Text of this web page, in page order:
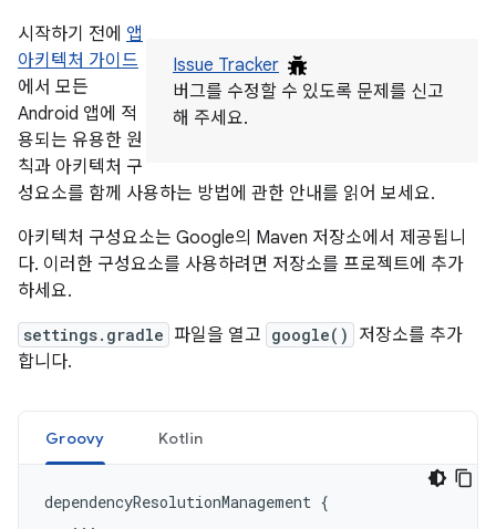
Issue Tracker
버그를 수정할 수 있도록 문제를 신고
해 주세요.
시작하기 전에 앱
아키텍처 가이드
에서 모든
Android 앱에 적
용되는 유용한 원
칙과 아키텍처 구
성요소를 함께 사용하는 방법에 관한 안내를 읽어 보세요.
아키텍처 구성요소는 Google의 Maven 저장소에서 제공됩니
다. 이러한 구성요소를 사용하려면 저장소를 프로젝트에 추가
하세요.
settings.gradle 파일을 열고 google()
저장소를 추가
합니다.
Groovy Kotlin
dependencyResolutionManagement {
...